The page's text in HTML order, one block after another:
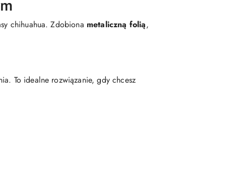
chihuahua. Zdobiona metaliczną folią,
To idealne rozwiązanie, gdy chcesz